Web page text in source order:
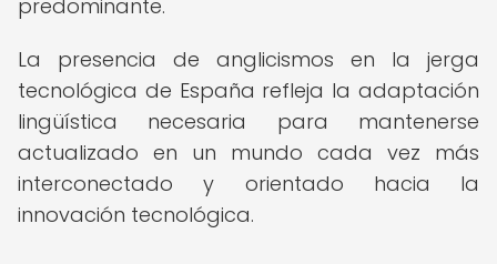
predominante.
La presencia de anglicismos en la jerga
tecnológica de España refleja la adaptación
lingüística necesaria para mantenerse
actualizado en un mundo cada vez más
interconectado y orientado hacia la
innovación tecnológica.